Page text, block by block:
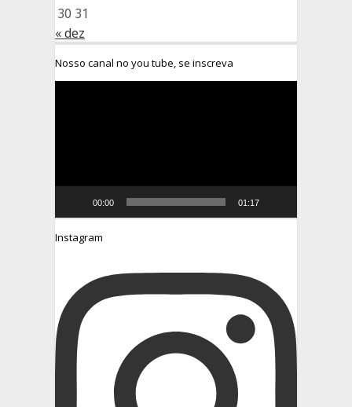
30 31
« dez
Nosso canal no you tube, se inscreva
00:00 01:17
Instagram